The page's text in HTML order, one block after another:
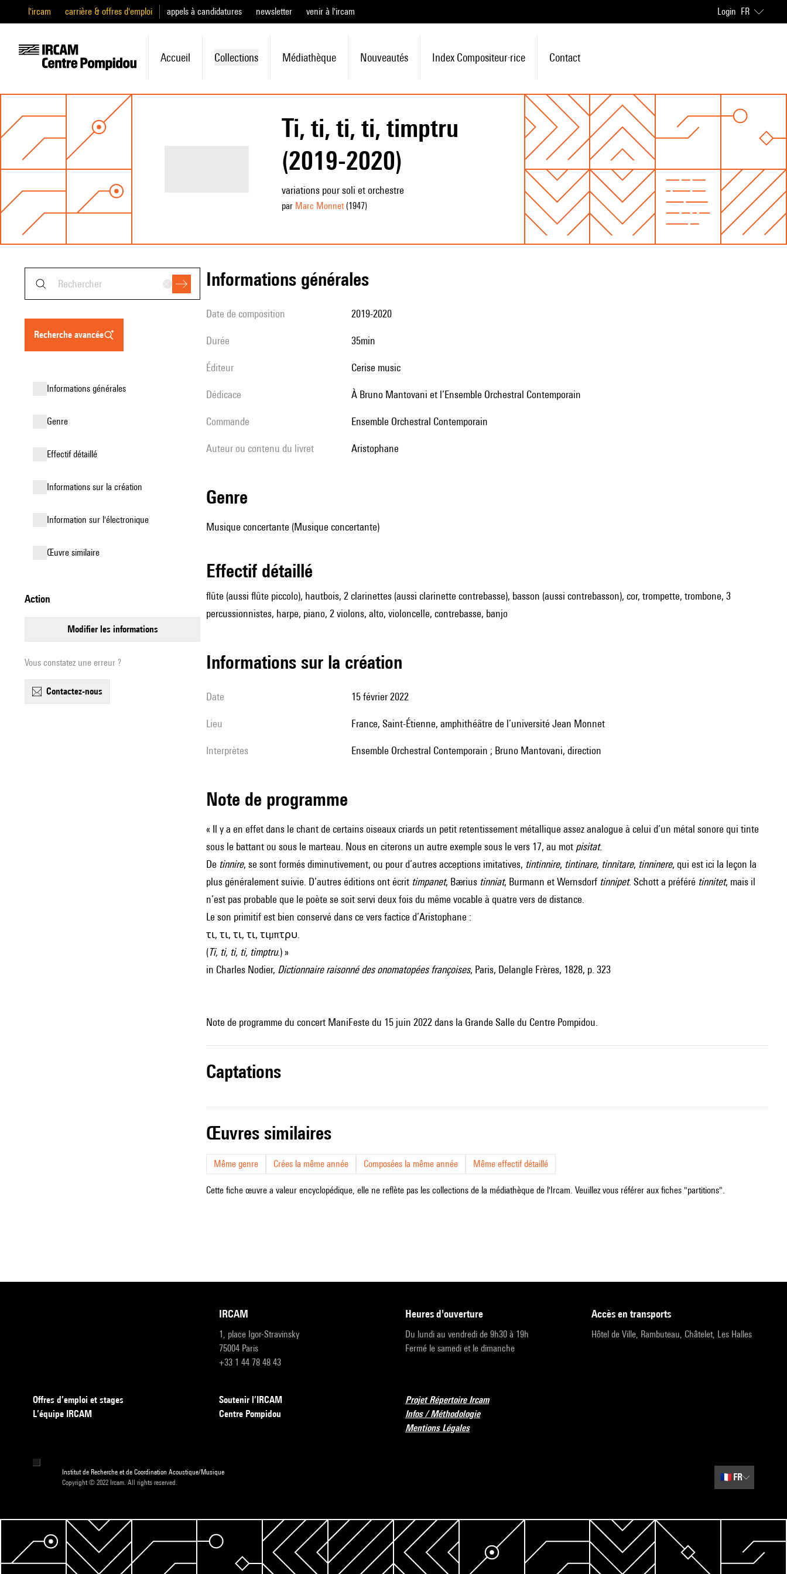
l'ircam carrière & offres d'emploi appels à candidatures newsletter venir à l'ircam Login FR
Accueil Collections Médiathèque Nouveautés Index Compositeur·rice Contact
Ti, ti, ti, ti, timptru
(2019-2020)
variations pour soli et orchestre
par Marc Monnet(1947)
recherche avancée
informations générales
genre
effectif détaillé
informations sur la création
Information sur l'électronique
œuvre similaire
action
modifier les informations
Vous constatez une erreur ?
contactez-nous
informations générales
date de composition 2019-2020
durée 35min
éditeur cerise music
Dédicace à Bruno Mantovani et l’Ensemble Orchestral Contemporain
Commande Ensemble Orchestral Contemporain
Auteur ou contenu du livret Aristophane
genre
Musique concertante (Musique concertante)
effectif détaillé
flûte (aussi flûte piccolo), hautbois, 2 clarinettes (aussi clarinette contrebasse), basson (aussi contrebasson), cor, trompette, trombone, 3
percussionnistes, harpe, piano, 2 violons, alto, violoncelle, contrebasse, banjo
informations sur la création
date 15 février 2022
lieu France, Saint-Étienne, amphithéâtre de l’université Jean Monnet
interprètes Ensemble Orchestral Contemporain ; Bruno Mantovani, direction
Note de programme
« Il y a en effet dans le chant de certains oiseaux criards un petit retentissement métallique assez analogue à celui d’un métal sonore qui tinte
sous le battant ou sous le marteau. Nous en citerons un autre exemple sous le vers 17, au mot pisitat.
De tinnire, se sont formés diminutivement, ou pour d’autres acceptions imitatives, tintinnire, tintinare, tinnitare, tinninere, qui est ici la leçon la
plus généralement suivie. D’autres éditions ont écrit timpanet, Bærius tinniat, Burmann et Wernsdorf tinnipet. Schott a préféré tinnitet, mais il
n’est pas probable que le poète se soit servi deux fois du même vocable à quatre vers de distance.
Le son primitif est bien conservé dans ce vers factice d’Aristophane :
τι, τι, τι, τι, τιμπτρυ.
(Ti, ti, ti, ti, timptru.) »
in Charles Nodier, Dictionnaire raisonné des onomatopées françoises, Paris, Delangle Frères, 1828, p. 323
Note de programme du concert ManiFeste du 15 juin 2022 dans la Grande Salle du Centre Pompidou.
captations
œuvres similaires
Même genre Crées la même année Composées la même année Même effectif détaillé
Cette fiche œuvre a valeur encyclopédique, elle ne reflète pas les collections de la médiathèque de l'Ircam. Veuillez vous référer aux fiches "partitions".
IRCAM
1, place Igor-Stravinsky
75004 Paris
+33 1 44 78 48 43
heures d'ouverture
Du lundi au vendredi de 9h30 à 19h
Fermé le samedi et le dimanche
accès en transports
Hôtel de Ville, Rambuteau, Châtelet, Les Halles
Offres d’emploi et stages
L’équipe IRCAM
Soutenir l’IRCAM
Centre Pompidou
Projet Répertoire Ircam
Infos / Méthodologie
Mentions Légales
Institut de Recherche et de Coordination Acoustique/Musique
Copyright © 2022 Ircam. All rights reserved.
🇫🇷 FR